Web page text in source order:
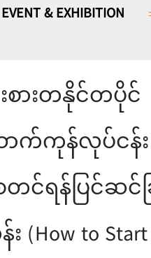
EVENT & EXHIBITION
ားတနိုင်တပိုင်
ာက်ကုန်လုပ်ငန်း
င်ရန်ပြင်ဆင်ခ
(How to Start